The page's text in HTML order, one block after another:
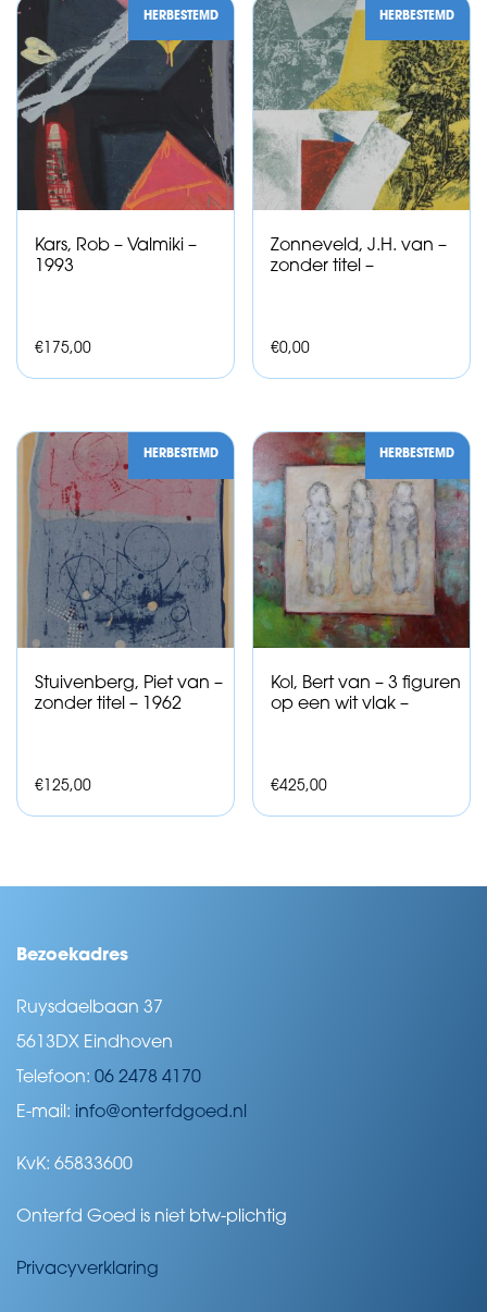
HERBESTEMD
Kars, Rob – Valmiki –
1993
€ 175,00
HERBESTEMD
Zonneveld, J.H. van –
zonder titel –
€0,00
HERBESTEMD
Stuivenberg, Piet van –
zonder titel – 1962
€ 125,00
HERBESTEMD
Kol, Bert van – 3 figuren
op een wit vlak –
€425,00
Bezoekadres
Ruysdaelbaan 37
5613DX Eindhoven
Telefoon: 06 2478 4170
E-mail: info@onterfdgoed.nl
KvK: 65833600
Onterfd Goed is niet btw-plichtig
Privacyverklaring